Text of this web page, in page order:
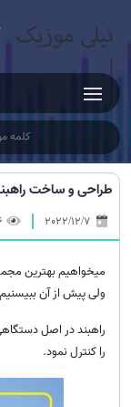
طراحی و ساخت
میخواهیم بهترین
ولی پیش از آن
راهبند در اصل
را کنترل نمود.